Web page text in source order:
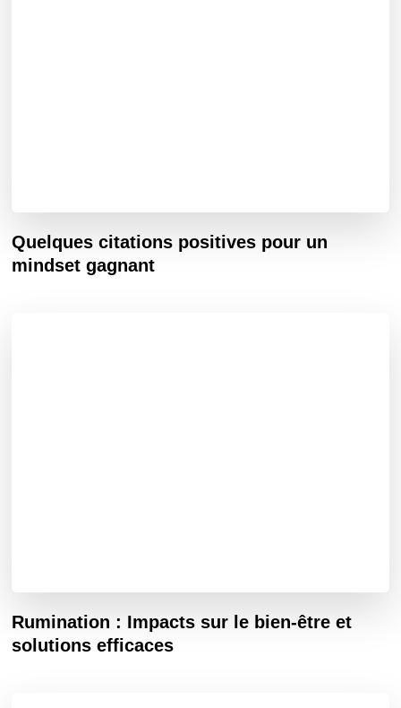
Quelques citations positives pour un
mindset gagnant
Rumination : Impacts sur le bien-être et
solutions efficaces